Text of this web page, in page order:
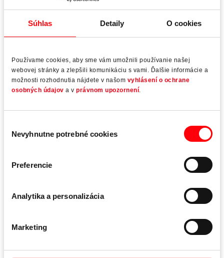
Súhlas Detaily O cookies
Používame cookies, aby sme vám umožnili používanie našej
webovej stránky a zlepšili komunikáciu s vami. Ďalšie informácie a
možnosti rozhodnutia nájdete v našom vyhlásení o ochrane
osobných údajov a v právnom upozornení.
súhlasu
Nevyhnutne potrebné cookies
Preferencie
Analytika a personalizácia
Marketing
Istota pri plánovaní a realizácii hliníkových riešení na
Technicky a esteticky náročná realizácia projektu si
prvkov. Pre obzvlášť veľké, energeticky účinné hliníkové
nehodia, vyvíjame ekonomicky životaschopné a na mieru